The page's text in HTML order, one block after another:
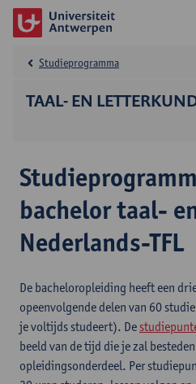
TAAL- EN
Studieprogramma
bachelor taal-
Nederlands-TFL
De bacheloropleiding heeft een
opeenvolgende delen van 60
je voltijds studeert). De
beeld van de tijd die je zal
opleidingsonderdeel. Per